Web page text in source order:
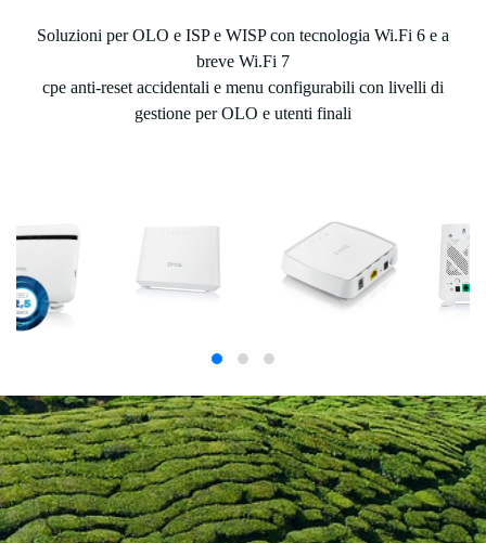
Soluzioni per OLO e ISP e WISP con tecnologia Wi.Fi 6 e a
breve Wi.Fi 7
cpe anti-reset accidentali e menu configurabili con livelli di
gestione per OLO e utenti finali